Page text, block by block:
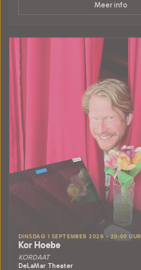
Meer info
DINSDAG 1 SEPTEMBER 2026 • 20:00 UUR
Kor Hoebe
KORDAAT
DeLaMar Theater